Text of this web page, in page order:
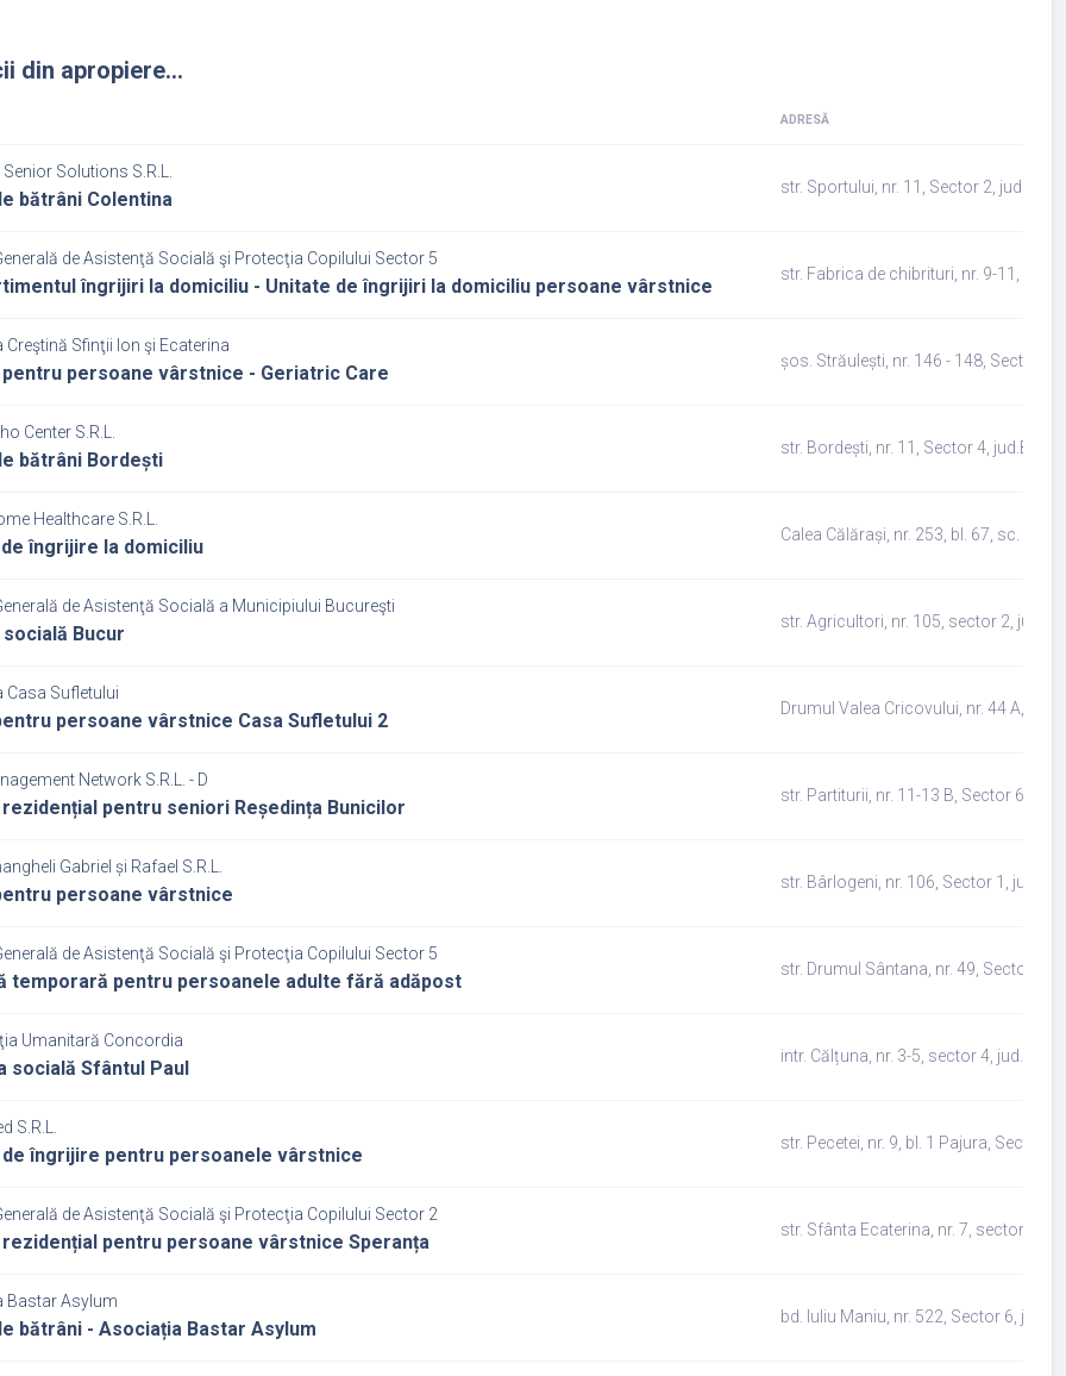
din apropiere...
ADRESĂ
Solutions S.R.L.
bătrâni Colentina
str. Sportului, nr. 11, Sector 2,
de Asistenţă Socială şi Protecţia Copilului Sector 5
îngrijiri la domiciliu - Unitate de îngrijiri la domiciliu persoane vârstnice
str. Fabrica de chibrituri, nr. 9-11,
Sfinţii Ion şi Ecaterina
persoane vârstnice - Geriatric Care
șos. Străulești, nr. 146 - 148, Sector 1,
Center S.R.L.
bătrâni Bordești
str. Bordești, nr. 11, Sector 4,
Healthcare S.R.L.
îngrijire la domiciliu
Calea Călărași, nr. 253, bl. 67, sc. 1,
de Asistenţă Socială a Municipiului Bucureşti
socială Bucur
str. Agricultori, nr. 105, sector 2,
Sufletului
persoane vârstnice Casa Sufletului 2
Drumul Valea Cricovului, nr. 44 A,
Network S.R.L. - D
pentru seniori Reședința Bunicilor
str. Partiturii, nr. 11-13 B, Sector 6,
Gabriel și Rafael S.R.L.
persoane vârstnice
str. Bârlogeni, nr. 106, Sector 1,
de Asistenţă Socială şi Protecţia Copilului Sector 5
temporară pentru persoanele adulte fără adăpost
str. Drumul Sântana, nr. 49, Sector 5,
Umanitară Concordia
socială Sfântul Paul
intr. Călțuna, nr. 3-5, sector 4,
S.R.L.
îngrijire pentru persoanele vârstnice
str. Pecetei, nr. 9, bl. 1 Pajura, Sector
de Asistenţă Socială şi Protecţia Copilului Sector 2
pentru persoane vârstnice Speranța
str. Sfânta Ecaterina, nr. 7, sector 4,
Bastar Asylum
bătrâni - Asociația Bastar Asylum
bd. Iuliu Maniu, nr. 522, Sector 6,